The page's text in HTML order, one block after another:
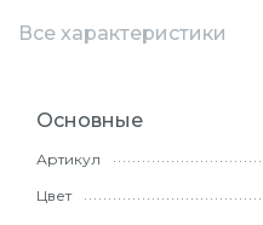
Все характеристики
Основные
Артикул
Цвет